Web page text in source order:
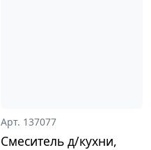
Арт. 137077
Смеситель д/кухни,